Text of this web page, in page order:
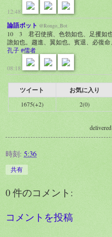
12:48
論語ボット @Rongo_Bot
10 3 君召使擯、色勃如也、足攫如也
譫如也。趨進、翼如也。賓退、必復命
孔子#儒者
08:18
ツイート お気に入り
1675(+2) 2(0)
時刻: 5:36
共有
0 件のコメント:
コメントを投稿